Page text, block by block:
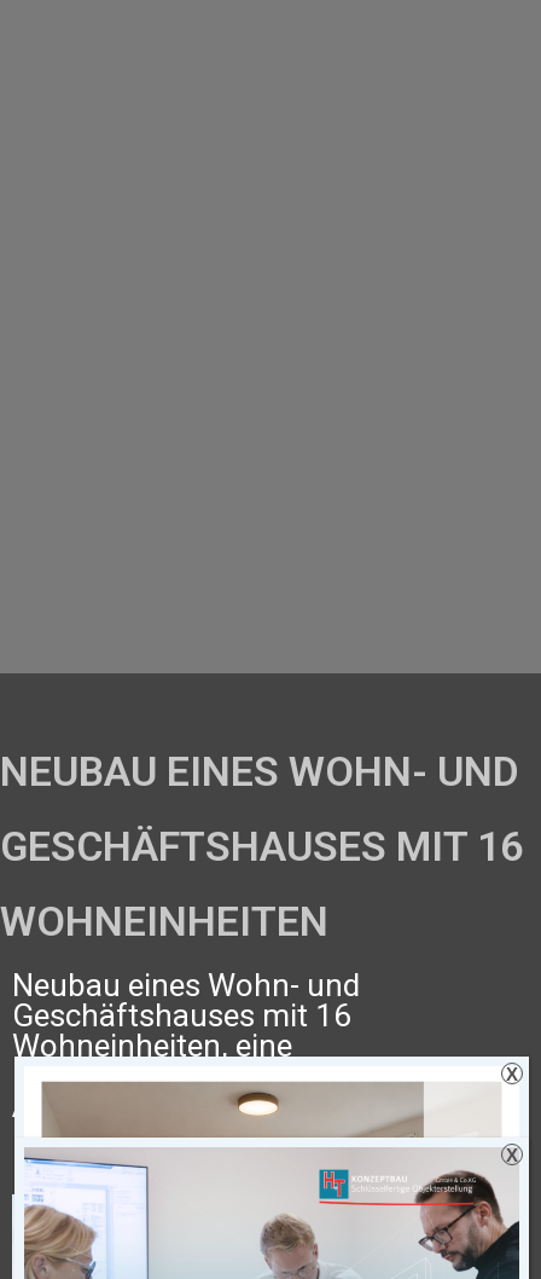
NEUBAU EINES WOHN- UND
GESCHÄFTSHAUSES MIT 16
WOHNEINHEITEN
Neubau eines Wohn- und
Geschäftshauses mit 16
Wohneinheiten, eine
Geschäftsfläche, Tiefgarage und 2
Aufzugsanlagen, Markt 1 in Vreden
Bauherr: Folgner & Küpers
Grundbesitz GmbH
X
X